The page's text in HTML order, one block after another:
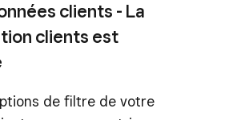
clients - La
clients est
de filtre de votre